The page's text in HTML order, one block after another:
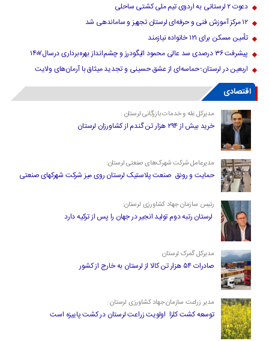
دعوت ۲ لرستانی به اردوی تیم ملی کشتی ساحلی
۱۲ مرکز آموزش فنی و حرفه‌ای لرستان تجهیز و ساماندهی شد
تأمین مسکن برای ۱۲۱ خانواده نیازمند
پیشرفت ۳۶ درصدی سد عالی محمود الیگودرز و چشم‌انداز بهره‌برداری درسال۱۴۰۷
اربعین در لرستان؛ حماسه‌ای از عشق حسینی و تجدید میثاق با آرمان‌های ولایت
اقتصادی
مدیرکل غله و خدمات بازرگانی لرستان :
خرید بیش از ۲۹۴ هزار تن گندم از کشاورزان لرستان
مدیرعامل شرکت شهرک‌های صنعتی لرستان:
حمایت و رونق صنعت پلاستیک لرستان روی میز شرکت شهرکهای صنعتی
رئیس سازمان جهاد کشاورزی لرستان:
لرستان رتبه دوم تولید انجیر در جهان را پس از ترکیه دارد
مدیرکل گمرک لرستان
صادرات ۵۴ هزار تن کالا از لرستان به خارج از کشور
مدیر زراعت سازمان جهاد کشاورزی لرستان :
توسعه کشت کلزا اولویت زراعت لرستان در کشت پاییزه است